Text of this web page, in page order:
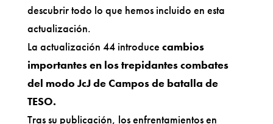
descubrir todo lo que hemos incluido en esta
actualización.
La actualización 44 introduce cambios
importantes en los trepidantes combates
del modo JcJ de Campos de batalla de
TESO.
Tras su publicación, los enfrentamientos en